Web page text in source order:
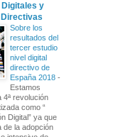
y
Sobre los
resultados del
tercer estudio
nivel digital
directivo de
España 2018 -
Estamos
4ª revolución
como “
Digital” ya que
de la adopción